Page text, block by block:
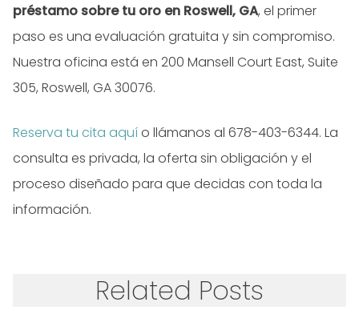
préstamo sobre tu oro en Roswell, GA, el primer
paso es una evaluación gratuita y sin compromiso.
Nuestra oficina está en 200 Mansell Court East, Suite
305, Roswell, GA 30076.
Reserva tu cita aquío llámanos al 678-403-6344. La
consulta es privada, la oferta sin obligación y el
proceso diseñado para que decidas con toda la
información.
Related Posts